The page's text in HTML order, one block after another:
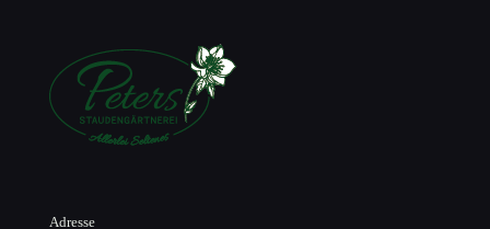
Adresse